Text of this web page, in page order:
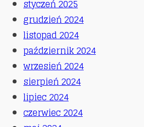
styczeń 2025
grudzień 2024
listopad 2024
październik 2024
wrzesień 2024
sierpień 2024
lipiec 2024
czerwiec 2024